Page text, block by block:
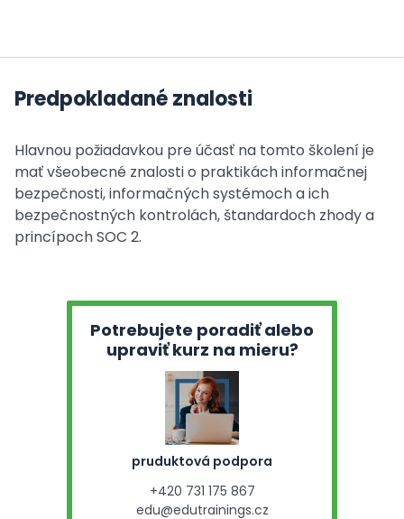
Predpokladané znalosti
Hlavnou požiadavkou pre účasť na tomto školení je
mať všeobecné znalosti o praktikách informačnej
bezpečnosti, informačných systémoch a ich
bezpečnostných kontrolách, štandardoch zhody a
princípoch SOC 2.
Potrebujete poradiť alebo
upraviť kurz na mieru?
pruduktová podpora
+420 731 175 867
edu@edutrainings.cz